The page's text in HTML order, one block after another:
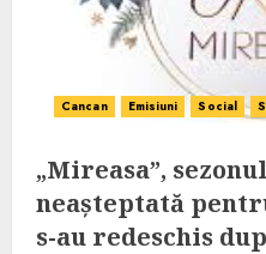
Cancan Emisiuni Social
„Mireasa”,
neașteptată
s-au redeschis